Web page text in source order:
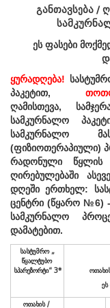
განთავსება /
ეს ფასები
ყურადღება!
პაკეტით,
ღამისთევა,
სამკურნალო
სამკურნალო
(ფიზიოთერაპიული)
რადონული წყლის
ღირებულებაში
დღეში ერთხელ:
ცენტრი (წყარო №6) -
სამკურნალო
დამატებით.
+995 555 63
17:00 საათამდე
© 2010 - 2026 CTC -
- ყველა უფლება